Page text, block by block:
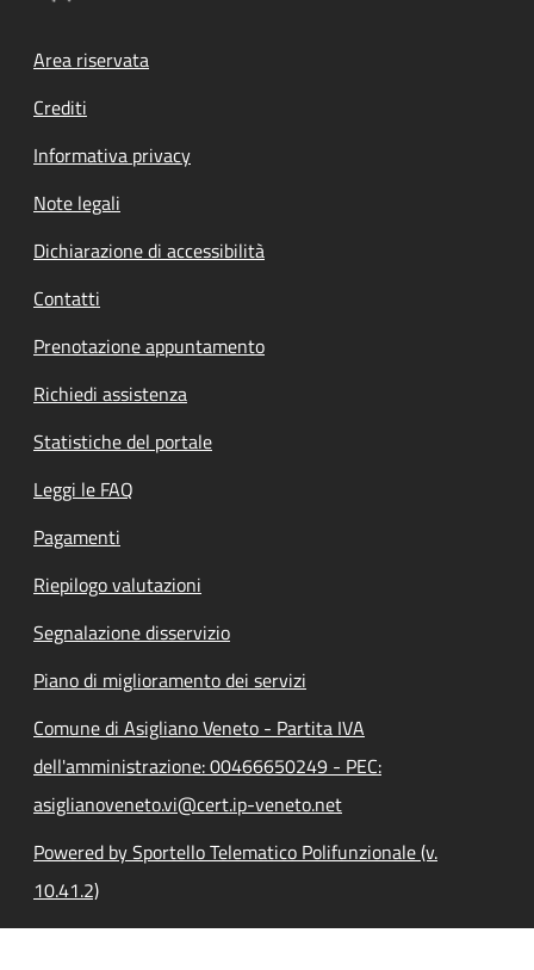
Footer menu
Area riservata
Crediti
Informativa privacy
Note legali
Dichiarazione di accessibilità
Contatti
Prenotazione appuntamento
Richiedi assistenza
Statistiche del portale
Leggi le FAQ
Pagamenti
Riepilogo valutazioni
Segnalazione disservizio
Piano di miglioramento dei servizi
Comune di Asigliano Veneto - Partita IVA
dell'amministrazione: 00466650249 - PEC:
asiglianoveneto.vi@cert.ip-veneto.net
Powered by Sportello Telematico Polifunzionale (v.
10.41.2)